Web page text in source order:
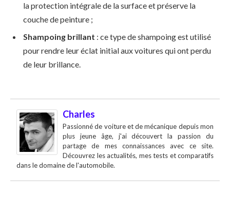
la protection intégrale de la surface et préserve la
couche de peinture ;
Shampoing brillant : ce type de shampoing est utilisé
pour rendre leur éclat initial aux voitures qui ont perdu
de leur brillance.
Charles
Passionné de voiture et de mécanique depuis mon
plus jeune âge, j'ai découvert la passion du
partage de mes connaissances avec ce site.
Découvrez les actualités, mes tests et comparatifs
dans le domaine de l'automobile.